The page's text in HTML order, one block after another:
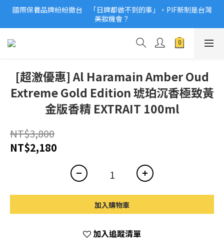
2026美妝小樣、試用品變少？PIF化妝品身分證7月上路！消費者
必懂5觀念
國際保養品牌紛紛撤台　「日牌都做不到的事」，PIF新制是台灣
美妝機會？
2026美妝小樣、試用品變少？PIF化妝品身分證7月上路！消費者
[超激優惠] Al Haramain Amber Oud
Extreme Gold Edition 琥珀沉香極致黃
金版香精 EXTRAIT 100ml
NT$3,800
NT$2,180
加入購物車
加入追蹤清單